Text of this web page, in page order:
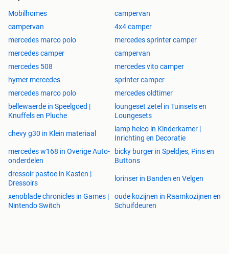
Rijbaanassistentie, zijwindassistentie, intelligente
snelheidswaarschuwing
Regensensor, lederen stuurwiel, achteruitrijcamera
verwarmd stuur/voorruit
verwarmde voorstoelen
Clever Aventuro = Possl Roadstar X (Deze bus wordt
gebouwd in de Clever fabrieken en ook bij possl verkocht.)
Clever VANS - Possl Group
Mobilhomes
campervan
campervan
4x4 camper
mercedes marco polo
mercedes sprinter camper
mercedes camper
campervan
mercedes 508
mercedes vito camper
hymer mercedes
sprinter camper
mercedes marco polo
mercedes oldtimer
bellewaerde in Speelgoed |
Knuffels en Pluche
loungeset zetel in Tuinsets en
Loungesets
chevy g30 in Klein materiaal
lamp heico in Kinderkamer |
Inrichting en Decoratie
mercedes w168 in Overige Auto-
onderdelen
bicky burger in Speldjes, Pins en
Buttons
dressoir pastoe in Kasten |
Dressoirs
lorinser in Banden en Velgen
xenoblade chronicles in Games |
Nintendo Switch
oude kozijnen in Raamkozijnen en
Schuifdeuren